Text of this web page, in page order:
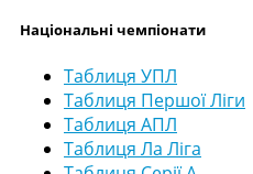
Національні чемпіонати
Таблиця УПЛ
Таблиця Першої Ліги
Таблиця АПЛ
Таблиця Ла Ліга